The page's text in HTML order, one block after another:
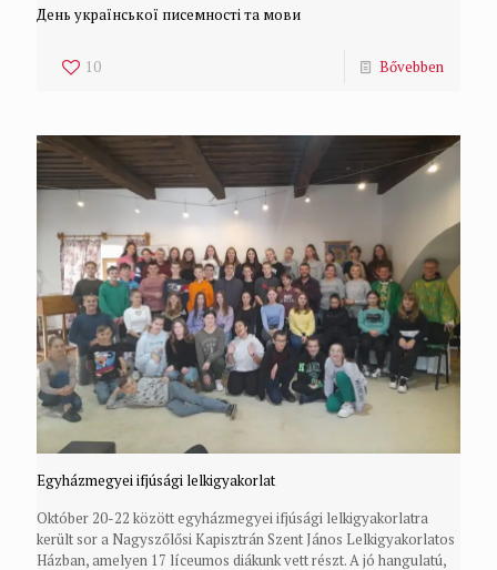
День української писемності та мови
10 Bővebben
Egyházmegyei ifjúsági lelkigyakorlat
Október 20-22 között egyházmegyei ifjúsági lelkigyakorlatra
került sor a Nagyszőlősi Kapisztrán Szent János Lelkigyakorlatos
Házban, amelyen 17 líceumos diákunk vett részt. A jó hangulatú,